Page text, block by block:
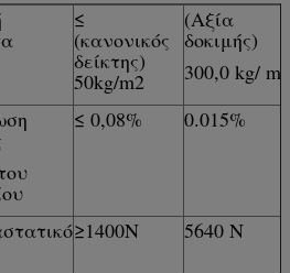
≤
(κανονικός
δείκτης)
50kg/m2
(Αξία
δοκιμής)
300,0 kg/ m2
≤ 0,08% 0.015%
≥1400N 5640 Ν